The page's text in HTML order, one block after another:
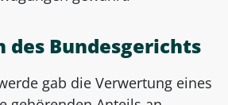
des Bundesgerichts
gab die Verwertung eines